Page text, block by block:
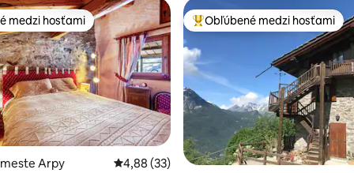
4,96 z 5, počet hodnotení: 26
medzi hosťami
medzi hosťami
Arpy Priemerné ohodnotenie 4,88 z 5, počet
4,88 (33)
Najobľúbenejšie medzi hosťami
Obľúbené medzi hosťami